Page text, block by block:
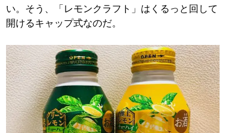
い。そう、「レモンクラフト」はくるっと回して
開けるキャップ式なのだ。